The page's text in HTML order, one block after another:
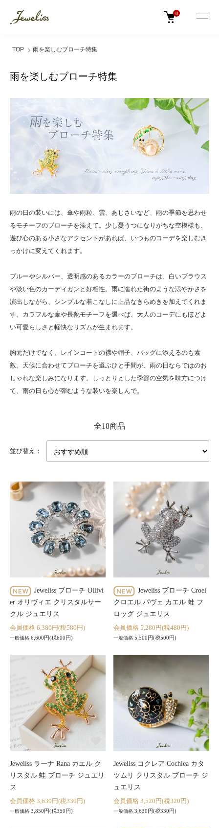
0
TOP 雨を楽しむブローチ特集
雨を楽しむブローチ特集
雨の日の装いには、傘や雨粒、雲、あじさいなど、雨の季節を思わせ
るモチーフのブローチを添えて。少し憂うつになりがちな空模様も、
遊び心のある小さなアクセントがあれば、いつものコーデを楽しむき
っかけに変えてくれます。
ブルーやシルバー、透明感のあるカラーのブローチは、白いブラウス
や淡い色のカーディガンと好相性。雨に濡れた街のような涼やかさを
演出しながら、シンプルな着こなしに上品なきらめきを加えてくれま
す。カラフルな傘や長靴モチーフを選べば、大人のコーデにもほどよ
い可愛らしさと軽快なリズムが生まれます。
胸元だけでなく、レインコートの襟や帽子、バッグに添えるのも素
敵。天候に合わせてブローチを選ぶひと手間が、雨の日ならではのお
しゃれな楽しみになります。しっとりとした季節の空気を味方につけ
て、雨の日も心が弾むような装いを楽しんで。
全18商品
並び替え：
Jeweliss ブローチ Ollivi
er オリヴィエ クリスタルサー
クル ジュエリス
会員価格 6,380円(税580円)
一般価格 6,600円(税600円)
Jeweliss ブローチ Croel
クロエル パヴェ カエル 蛙 フ
ロッグ ジュエリス
会員価格 5,280円(税480円)
一般価格 5,500円(税500円)
Jeweliss ラーナ Rana カエル ク
リスタル 蛙 ブローチ ジュエリ
ス
会員価格 3,630円(税330円)
一般価格 3,850円(税350円)
Jeweliss コクレア Cochlea カタ
ツムリ クリスタル ブローチ ジ
ュエリス
会員価格 3,520円(税320円)
一般価格 3,630円(税330円)